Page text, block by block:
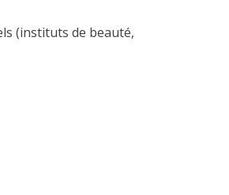
(instituts de beauté,